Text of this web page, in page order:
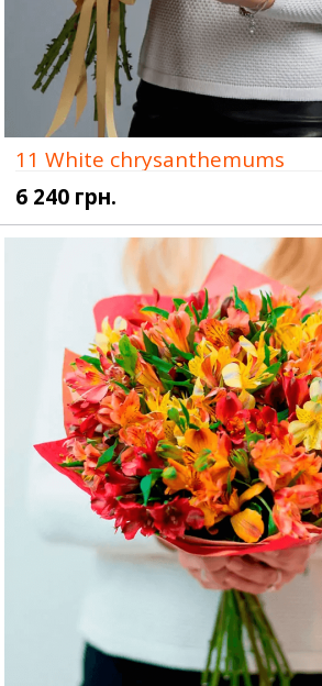
11 White chrysanthemums
6 240 грн.